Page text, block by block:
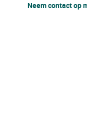
Neem contact op